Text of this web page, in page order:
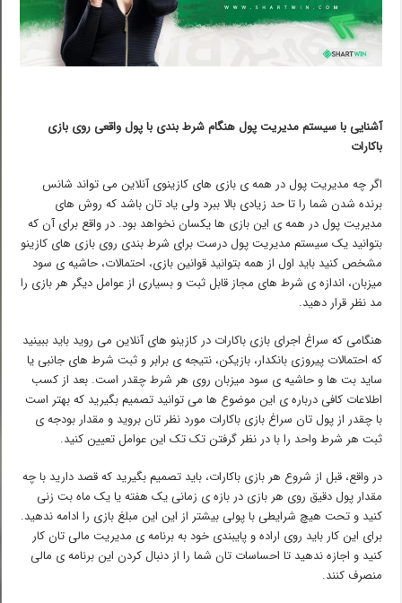
آشنایی با سیستم مدیریت پول هنگام شرط بندی با پول واقعی روی بازی
باکارات
اگر چه مدیریت پول در همه ی بازی های کازینوی آنلاین می تواند شانس
برنده شدن شما را تا حد زیادی بالا ببرد ولی یاد تان باشد که روش های
مدیریت پول در همه ی این بازی ها یکسان نخواهد بود. در واقع برای آن که
بتوانید یک سیستم مدیریت پول درست برای شرط بندی روی بازی های کازینو
مشخص کنید باید اول از همه بتوانید قوانین بازی، احتمالات، حاشیه ی سود
میزبان، اندازه ی شرط های مجاز قابل ثبت و بسیاری از عوامل دیگر هر بازی را
مد نظر قرار دهید.
هنگامی که سراغ اجرای بازی باکارات در کازینو های آنلاین می روید باید ببینید
که احتمالات پیروزی بانکدار، بازیکن، نتیجه ی برابر و ثبت شرط های جانبی یا
ساید بت ها و حاشیه ی سود میزبان روی هر شرط چقدر است. بعد از کسب
اطلاعات کافی درباره ی این موضوع ها می توانید تصمیم بگیرید که بهتر است
با چقدر از پول تان سراغ بازی باکارات مورد نظر تان بروید و مقدار بودجه ی
ثبت هر شرط واحد را با در نظر گرفتن تک تک این عوامل تعیین کنید.
در واقع، قبل از شروع هر بازی باکارات، باید تصمیم بگیرید که قصد دارید با چه
مقدار پول دقیق روی هر بازی در بازه ی زمانی یک هفته یا یک ماه بت زنی
کنید و تحت هیچ شرایطی با پولی بیشتر از این این مبلغ بازی را ادامه ندهید.
برای این کار باید روی اراده و پایبندی خود به برنامه ی مدیریت مالی تان کار
کنید و اجازه ندهید تا احساسات تان شما را از دنبال کردن این برنامه ی مالی
منصرف کنند.